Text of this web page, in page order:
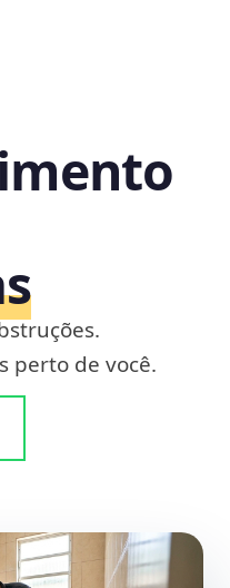
perto de você.